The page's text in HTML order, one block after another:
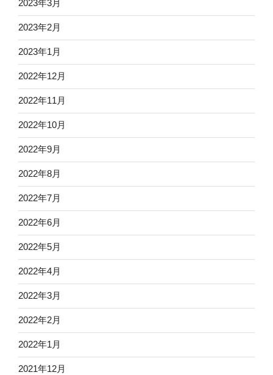
2023年3月
2023年2月
2023年1月
2022年12月
2022年11月
2022年10月
2022年9月
2022年8月
2022年7月
2022年6月
2022年5月
2022年4月
2022年3月
2022年2月
2022年1月
2021年12月